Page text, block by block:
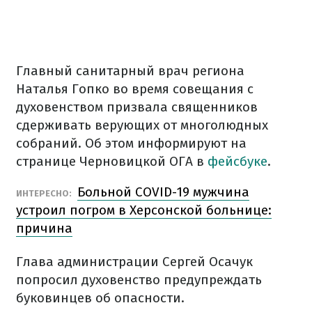
Главный санитарный врач региона
Наталья Гопко во время совещания с
духовенством призвала священников
сдерживать верующих от многолюдных
собраний. Об этом информируют на
странице Черновицкой ОГА в фейсбуке.
ИНТЕРЕСНО:
Больной COVID-19 мужчина
устроил погром в Херсонской больнице:
причина
Глава администрации Сергей Осачук
попросил духовенство предупреждать
буковинцев об опасности.